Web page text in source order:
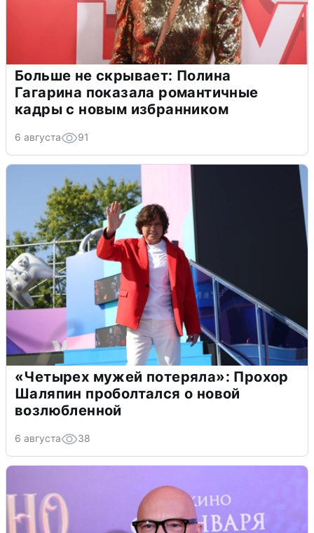
Больше не скрывает: Полина
Гагарина показала романтичные
кадры с новым избранником
6 августа 91
«Четырех мужей потеряла»: Прохор
Шаляпин проболтался о новой
возлюбленной
6 августа 38